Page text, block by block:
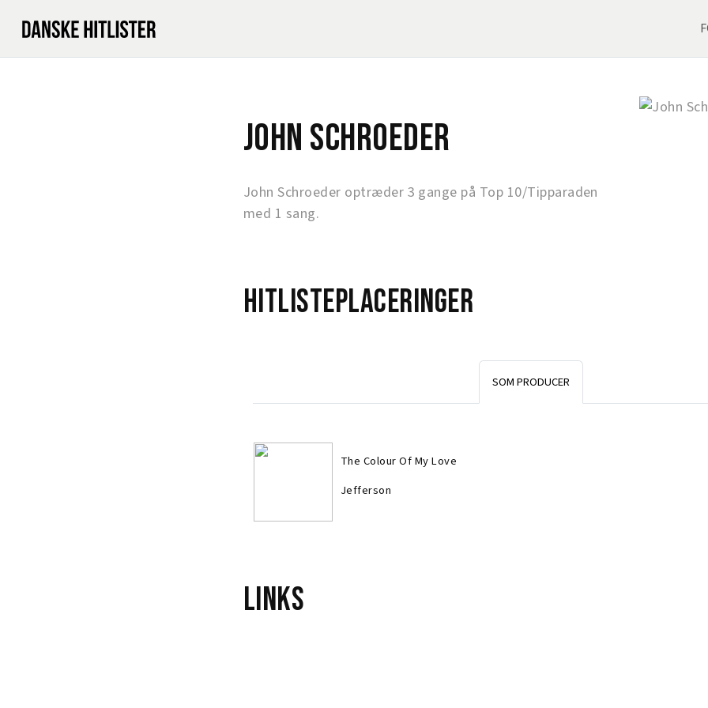
John Schroeder
John Schroeder optræder 3 gange på Top 10/Tipparaden
med 1 sang.
Hitlisteplaceringer
SOM PRODUCER
The Colour Of My Love
Jefferson
Links